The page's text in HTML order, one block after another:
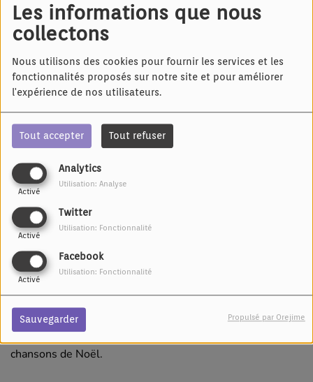
Les informations que nous
collectons
Nous utilisons des cookies pour fournir les services et les
fonctionnalités proposés sur notre site et pour améliorer
l'expérience de nos utilisateurs.
Tout accepter Tout refuser
Analytics
Activé
Utilisation: Analyse
Twitter
Activé
Utilisation: Fonctionnalité
Facebook
Activé
Utilisation: Fonctionnalité
Sauvegarder Propulsé par Orejime
08 DÉCEMBRE 2024 - 3001 VUES
M Soul, le canadien nous invite à festoyer avec ses
chansons de Noël.